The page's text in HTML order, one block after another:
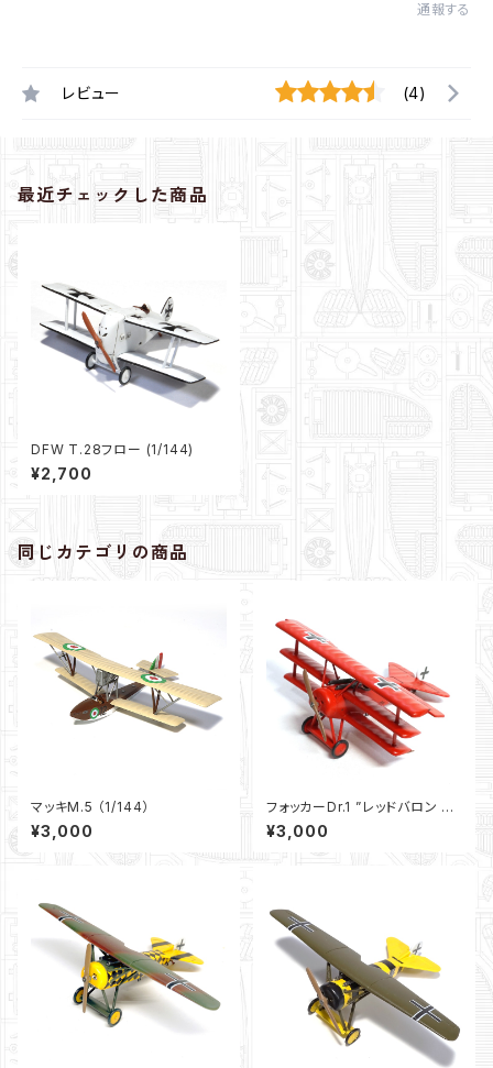
通報する
レビュー (4)
最近チェックした商品
DFW T.28フロー (1/144)
¥2,700
同じカテゴリの商品
マッキM.5 （1/144）
¥3,000
フォッカーDr.1 ”レッドバロン ラ
ストフライト”（1/144）＊イベント
限定
¥3,000